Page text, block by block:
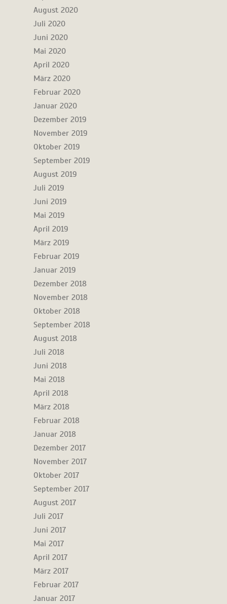
August 2020
Juli 2020
Juni 2020
Mai 2020
April 2020
März 2020
Februar 2020
Januar 2020
Dezember 2019
November 2019
Oktober 2019
September 2019
August 2019
Juli 2019
Juni 2019
Mai 2019
April 2019
März 2019
Februar 2019
Januar 2019
Dezember 2018
November 2018
Oktober 2018
September 2018
August 2018
Juli 2018
Juni 2018
Mai 2018
April 2018
März 2018
Februar 2018
Januar 2018
Dezember 2017
November 2017
Oktober 2017
September 2017
August 2017
Juli 2017
Juni 2017
Mai 2017
April 2017
März 2017
Februar 2017
Januar 2017